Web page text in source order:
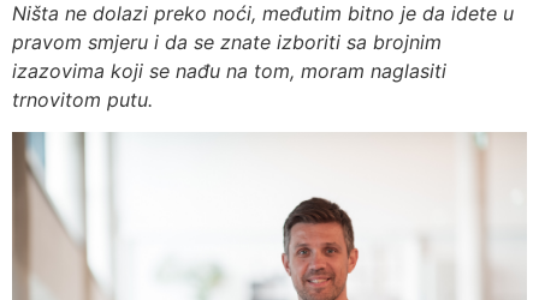
Ništa ne dolazi preko noći, međutim bitno je da idete u
pravom smjeru i da se znate izboriti sa brojnim
izazovima koji se nađu na tom, moram naglasiti
trnovitom putu.